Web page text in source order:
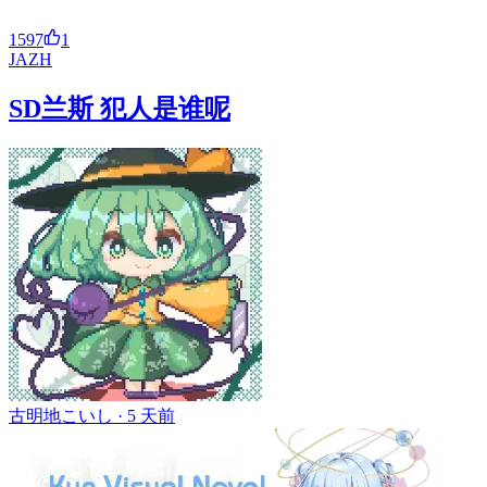
1597
1
JAZH
SD兰斯 犯人是谁呢
古明地こいし · 5 天前